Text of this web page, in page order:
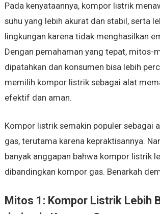
Pada kenyataannya, kompor listrik
suhu yang lebih akurat dan stabil, serta
lingkungan karena tidak menghasilkan
Dengan pemahaman yang tepat, mitos-
dipatahkan dan konsumen bisa lebih
memilih kompor listrik sebagai alat
efektif dan aman.
Kompor listrik semakin populer sebagai
gas, terutama karena kepraktisannya.
banyak anggapan bahwa kompor listrik
dibandingkan kompor gas. Benarkah
Mitos 1: Kompor Listrik Lebih